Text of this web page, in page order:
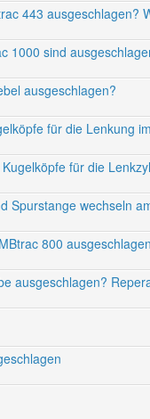
443 ausgeschlagen?
1000 sind
ausgeschlagen?
für die Lenkung
für die
Spurstange wechseln
800 ausgeschlagen
ausgeschlagen?